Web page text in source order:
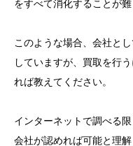
をすべて消化することが難
このような場合、会社と
していますが、買取を行
れば教えてください。
インターネットで調べる
会社が認めれば可能と理